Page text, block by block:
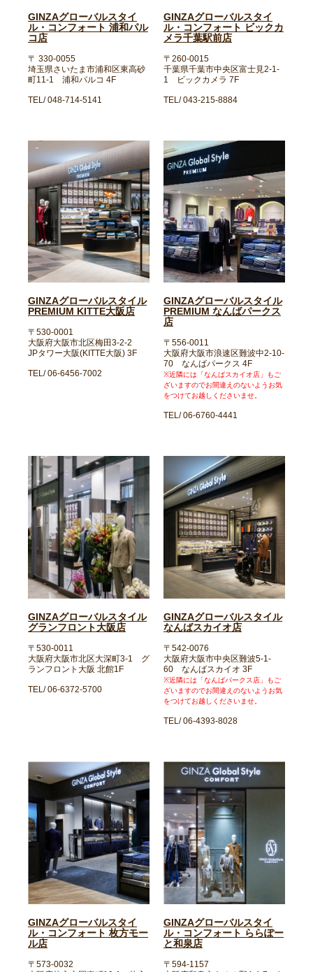
GINZAグローバルスタイ
ル・コンフォート 浦和パル
コ店
〒 330-0055
埼玉県さいたま市浦和区東高砂
町11-1 浦和パルコ 4F
TEL/ 048-714-5141
GINZAグローバルスタイ
ル・コンフォート ビックカ
メラ千葉駅前店
〒260-0015
千葉県千葉市中央区富士見2-1-
1 ビックカメラ 7F
TEL/ 043-215-8884
GINZAグローバルスタイル
PREMIUM KITTE大阪店
〒530-0001
大阪府大阪市北区梅田3-2-2
JPタワー大阪(KITTE大阪) 3F
TEL/ 06-6456-7002
GINZAグローバルスタイル
PREMIUM なんばパークス
店
〒556-0011
大阪府大阪市浪速区難波中2-10-
70 なんばパークス 4F
※近隣には「なんばスカイオ店」もご
ざいますのでお間違えのないようお気
をつけてお越しくださいませ。
TEL/ 06-6760-4441
GINZAグローバルスタイル
グランフロント大阪店
〒530-0011
大阪府大阪市北区大深町3-1 グ
ランフロント大阪 北館1F
TEL/ 06-6372-5700
GINZAグローバルスタイル
なんばスカイオ店
〒542-0076
大阪府大阪市中央区難波5-1-
60 なんばスカイオ 3F
※近隣には「なんばパークス店」もご
ざいますのでお間違えのないようお気
をつけてお越しくださいませ。
TEL/ 06-4393-8028
GINZAグローバルスタイ
ル・コンフォート 枚方モー
ル店
〒573-0032
GINZAグローバルスタイ
ル・コンフォート ららぽー
と和泉店
〒594-1157